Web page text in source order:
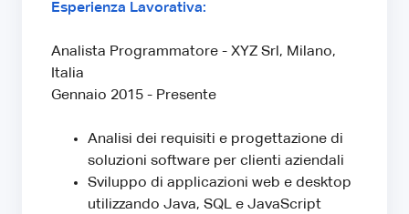
Esperienza Lavorativa:
Analista Programmatore - XYZ Srl, Milano,
Italia
Gennaio 2015 - Presente
Analisi dei requisiti e progettazione di
soluzioni software per clienti aziendali
Sviluppo di applicazioni web e desktop
utilizzando Java, SQL e JavaScript